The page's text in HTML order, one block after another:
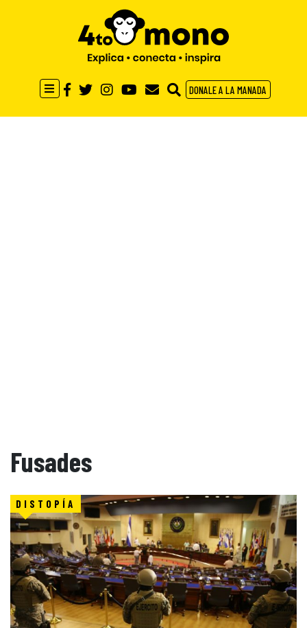
DONALE A LA MANADA
Fusades
DISTOPÍA